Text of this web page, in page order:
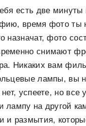
есть две минуты
время фото ты
назначат, фото
снимают
Никаких вам
лампы, вы
успеете, но все
лампу на другой
и размытия,